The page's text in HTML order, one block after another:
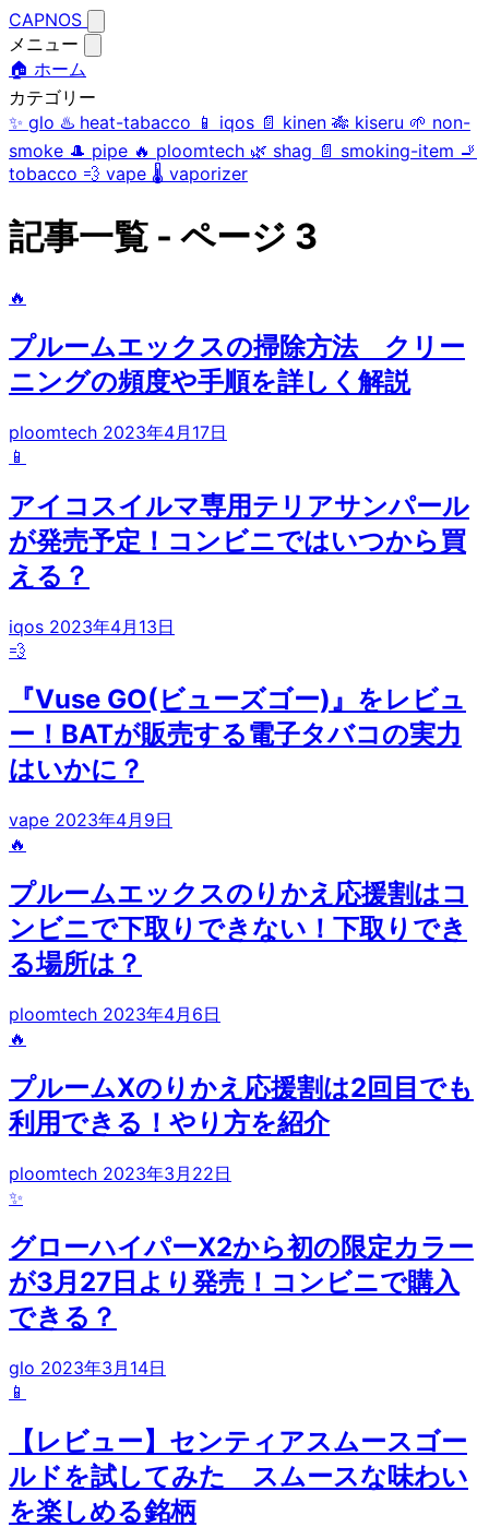
CAPNOS
メニュー
🏠 ホーム
カテゴリー
✨ glo ♨️ heat-tabacco 📱 iqos 📄 kinen 🎋 kiseru 🌱 non-
smoke 🎩 pipe 🔥 ploomtech 🌿 shag 📄 smoking-item 🚬
tobacco 💨 vape 🌡️ vaporizer
記事一覧 - ページ 3
🔥
プルームエックスの掃除方法 クリー
ニングの頻度や手順を詳しく解説
ploomtech 2023年4月17日
📱
アイコスイルマ専用テリアサンパール
が発売予定！コンビニではいつから買
える？
iqos 2023年4月13日
💨
『Vuse GO(ビューズゴー)』をレビュ
ー！BATが販売する電子タバコの実力
はいかに？
vape 2023年4月9日
🔥
プルームエックスのりかえ応援割はコ
ンビニで下取りできない！下取りでき
る場所は？
ploomtech 2023年4月6日
🔥
プルームXのりかえ応援割は2回目でも
利用できる！やり方を紹介
ploomtech 2023年3月22日
✨
グローハイパーX2から初の限定カラー
が3月27日より発売！コンビニで購入
できる？
glo 2023年3月14日
📱
【レビュー】センティアスムースゴー
ルドを試してみた スムースな味わい
を楽しめる銘柄